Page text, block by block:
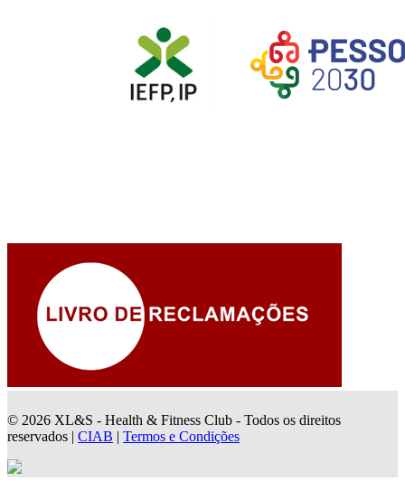
© 2026 XL&S - Health & Fitness Club - Todos os direitos
reservados | CIAB | Termos e Condições